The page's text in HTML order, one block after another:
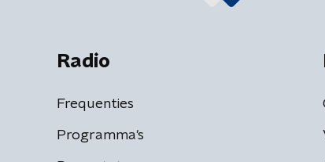
Radio
Frequenties
Programma's